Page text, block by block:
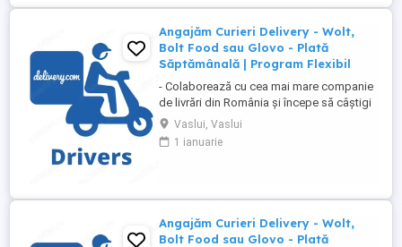
atractive ...
Angajăm Curieri Delivery - Wolt,
Bolt Food sau Glovo - Plată
Săptămânală | Program Flexibil
- Colaborează cu cea mai mare companie
de livrări din România și începe să câștigi
rapid! - Cerințe: Minim 18 ani Mijloc de
transport propriu (mașină, scuter,
motocicletă sau bicicletă) Telefon mobil
atractive ...
Vaslui, Vaslui
1 ianuarie
Angajăm Curieri Delivery - Wolt,
Bolt Food sau Glovo - Plată